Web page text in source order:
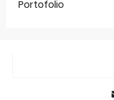
Portofolio